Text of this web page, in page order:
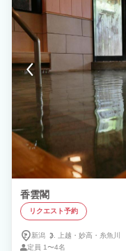
香雲閣
リクエスト予約
新潟 上越・ 妙高・ 糸魚川
定員 1〜4名